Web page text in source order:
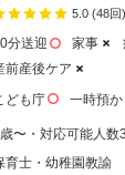
5.0 (48回)
分送迎 家事
前産後ケア
ども庁
一時預か
〜・対応可能人数
育士・幼稚園教諭